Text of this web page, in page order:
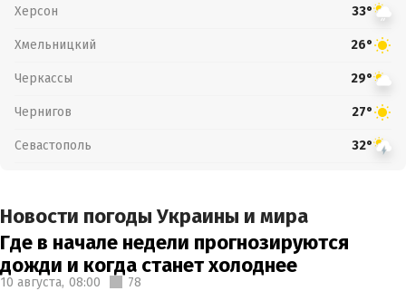
Херсон 33°
Хмельницкий 26°
Черкассы 29°
Чернигов 27°
Севастополь 32°
Новости погоды Украины и мира
Где в начале недели прогнозируются
дожди и когда станет холоднее
10 августа, 08:00 78